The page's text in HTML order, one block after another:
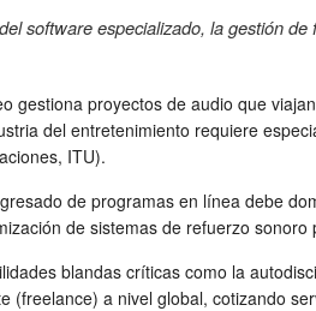
software especializado, la gestión
proyectos de audio que
del entretenimiento requiere
ITU).
de programas en línea debe
de sistemas de refuerzo
blandas críticas como la
a nivel global, cotizando